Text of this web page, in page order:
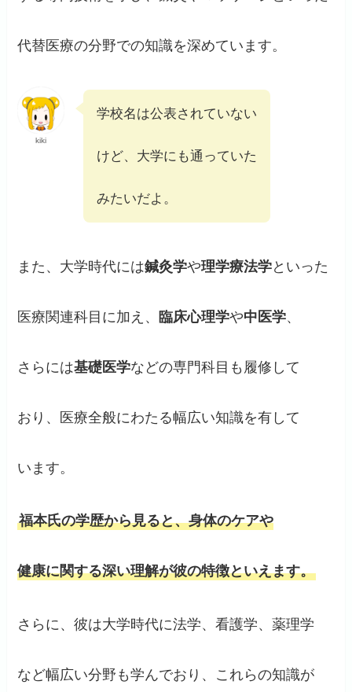
代替医療の分野での知識を深めています。
kiki
学校名は公表されていない
けど、大学にも通っていた
みたいだよ。
また、大学時代には鍼灸学や理学療法学といった
医療関連科目に加え、 臨床心理学や中医学、
さらには基礎医学などの専門科目も履修して
おり、医療全般にわたる幅広い知識を有して
います。
福本氏の学歴から見ると、身体のケアや
健康に関する深い理解が彼の特徴といえます。
さらに、彼は大学時代に法学、看護学、薬理学
など幅広い分野も学んでおり、これらの知識が